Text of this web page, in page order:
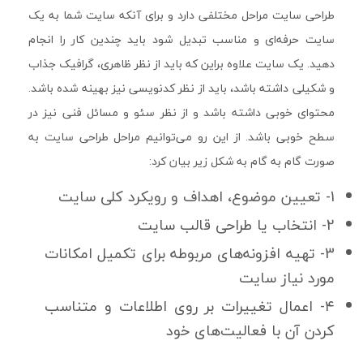
طراحی سایت مراحل مختلفی دارد و برای آنکه سایت شما به یک
سایت حرفه‌ای و مناسب تبدیل شود باید چندین کار را انجام
دهید. یک سایت علاوه براین که باید از نظر ظاهری، گرافیک جذاب
و شکیلی داشته باشد، باید از نظر کدنویسی نیز بهینه شده باشد.
محتوای خوبی داشته باشد و از نظر سئو و مسائل فنی نیز در
سطح خوبی باشد. از این رو می‌توانیم مراحل طراحی سایت به
صورت گام به گام به شکل زیر بیان کرد:
1- تعیین موضوع، اهداف و رویکرد کلی سایت
2- انتخاب یا طراحی قالب سایت
3- تهیه افزونه‌های مربوطه برای تکمیل امکانات
مورد نیاز سایت
۴- اعمال تغییرات بر روی اطلاعات و متناسب
کردن آن با فعالیت‌های خود